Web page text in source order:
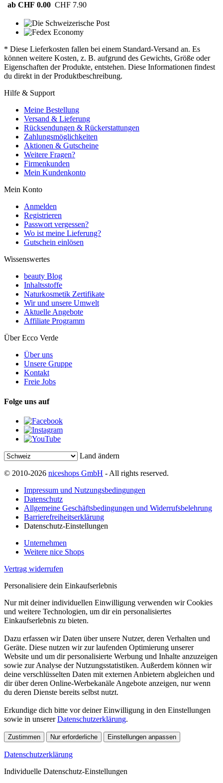
ab CHF 0.00 CHF 7.90
* Diese Lieferkosten fallen bei einem Standard-Versand an. Es
können weitere Kosten, z. B. aufgrund des Gewichts, Größe oder
Eigenschaften der Produkte, entstehen. Diese Informationen findest
du direkt in der Produktbeschreibung.
Hilfe & Support
Meine Bestellung
Versand & Lieferung
Rücksendungen & Rückerstattungen
Zahlungsmöglichkeiten
Aktionen & Gutscheine
Weitere Fragen?
Firmenkunden
Mein Kundenkonto
Mein Konto
Anmelden
Registrieren
Passwort vergessen?
Wo ist meine Lieferung?
Gutschein einlösen
Wissenswertes
beauty Blog
Inhaltsstoffe
Naturkosmetik Zertifikate
Wir und unsere Umwelt
Aktuelle Angebote
Affiliate Programm
Über Ecco Verde
Über uns
Unsere Gruppe
Kontakt
Freie Jobs
Folge uns auf
Land ändern
© 2010-2026 niceshops GmbH - All rights reserved.
Impressum und Nutzungsbedingungen
Datenschutz
Allgemeine Geschäftsbedingungen und Widerrufsbelehrung
Barrierefreiheitserklärung
Datenschutz-Einstellungen
Unternehmen
Weitere nice Shops
Vertrag widerrufen
Personalisiere dein Einkaufserlebnis
Nur mit deiner individuellen Einwilligung verwenden wir Cookies
und weitere Technologien, um dir ein personalisiertes
Einkaufserlebnis zu bieten.
Dazu erfassen wir Daten über unsere Nutzer, deren Verhalten und
Geräte. Diese nutzen wir zur laufenden Optimierung unserer
Website und um dir personalisierte Werbung und Inhalte anzuzeigen
sowie zur Analyse der Nutzungsstatistiken. Außerdem können wir
deine verschlüsselten Daten mit externen Anbietern abgleichen und
dir über deren Online-Werbekanäle Angebote anzeigen, nur wenn
du deren Dienste bereits selbst nutzt.
Erkundige dich bitte vor deiner Einwilligung in den Einstellungen
sowie in unsererDatenschutzerklärung.
Zustimmen Nur erforderliche Einstellungen anpassen
Datenschutzerklärung
Individuelle Datenschutz-Einstellungen